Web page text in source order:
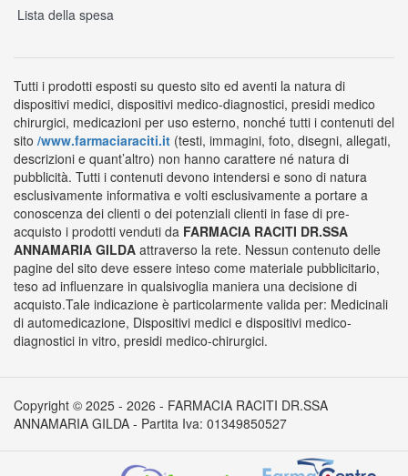
Lista della spesa
Tutti i prodotti esposti su questo sito ed aventi la natura di
dispositivi medici, dispositivi medico-diagnostici, presidi medico
chirurgici, medicazioni per uso esterno, nonché tutti i contenuti del
sito /www.farmaciaraciti.it (testi, immagini, foto, disegni, allegati,
descrizioni e quant’altro) non hanno carattere né natura di
pubblicità. Tutti i contenuti devono intendersi e sono di natura
esclusivamente informativa e volti esclusivamente a portare a
conoscenza dei clienti o dei potenziali clienti in fase di pre-
acquisto i prodotti venduti da FARMACIA RACITI DR.SSA
ANNAMARIA GILDA attraverso la rete. Nessun contenuto delle
pagine del sito deve essere inteso come materiale pubblicitario,
teso ad influenzare in qualsivoglia maniera una decisione di
acquisto.Tale indicazione è particolarmente valida per: Medicinali
di automedicazione, Dispositivi medici e dispositivi medico-
diagnostici in vitro, presidi medico-chirurgici.
Copyright © 2025 - 2026 - FARMACIA RACITI DR.SSA
ANNAMARIA GILDA - Partita Iva: 01349850527